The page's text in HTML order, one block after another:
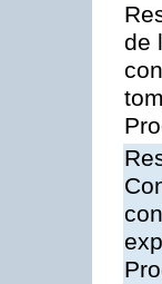
de